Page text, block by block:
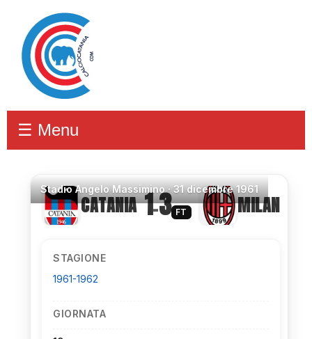
☰ Menu
StadioAngelo Massimino ·31 dicembre 1961
CATANIA 1–3 FT MILAN
STAGIONE
1961-1962
GIORNATA